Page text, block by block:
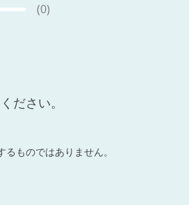
(0)
ださい。
ものではありません。